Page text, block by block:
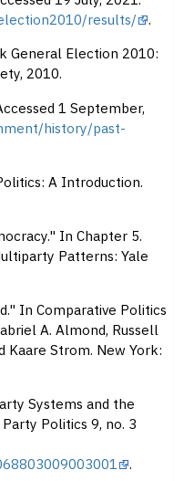
results/ .
General Election 2010:
2010.
1 September,
history/past-
A Introduction.
In Chapter 5.
Patterns: Yale
In Comparative Politics
A. Almond, Russell
Kaare Strom. New York:
Systems and the
Politics 9, no. 3
.